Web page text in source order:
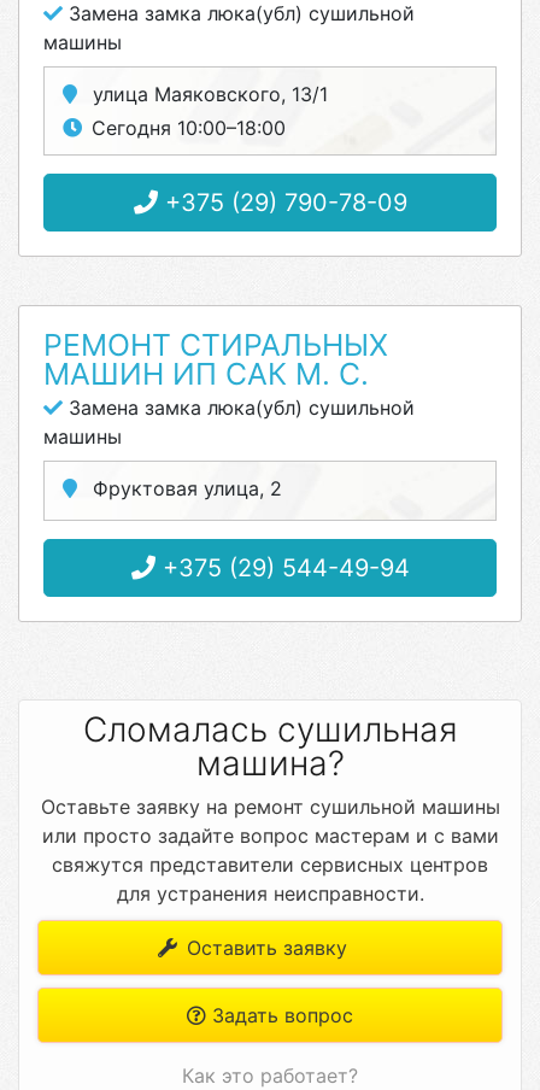
Замена замка люка(убл) сушильной
машины
улица Маяковского, 13/1
Сегодня 10:00–18:00
+375 (29) 790-78-09
РЕМОНТ СТИРАЛЬНЫХ
МАШИН ИП САК М. С.
Замена замка люка(убл) сушильной
машины
Фруктовая улица, 2
+375 (29) 544-49-94
Сломалась сушильная
машина?
Оставьте заявку на ремонт сушильной машины
или просто задайте вопрос мастерам и с вами
свяжутся представители сервисных центров
для устранения неисправности.
Оставить заявку
Задать вопрос
Как это работает?